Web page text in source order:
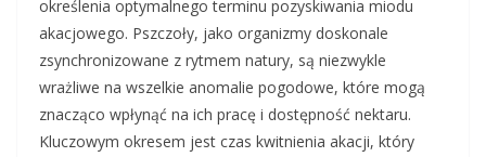
określenia optymalnego terminu pozyskiwania miodu
akacjowego. Pszczoły, jako organizmy doskonale
zsynchronizowane z rytmem natury, są niezwykle
wrażliwe na wszelkie anomalie pogodowe, które mogą
znacząco wpłynąć na ich pracę i dostępność nektaru.
Kluczowym okresem jest czas kwitnienia akacji, który